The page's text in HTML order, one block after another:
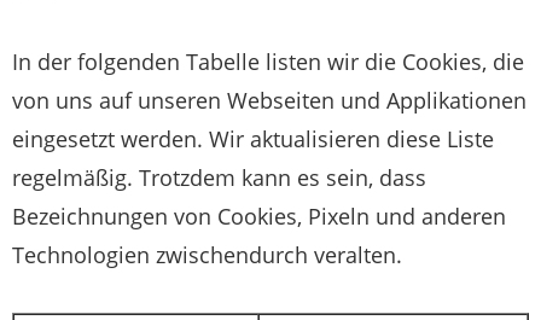
In der folgenden Tabelle listen wir die Cookies, die
von uns auf unseren Webseiten und Applikationen
eingesetzt werden. Wir aktualisieren diese Liste
regelmäßig. Trotzdem kann es sein, dass
Bezeichnungen von Cookies, Pixeln und anderen
Technologien zwischendurch veralten.